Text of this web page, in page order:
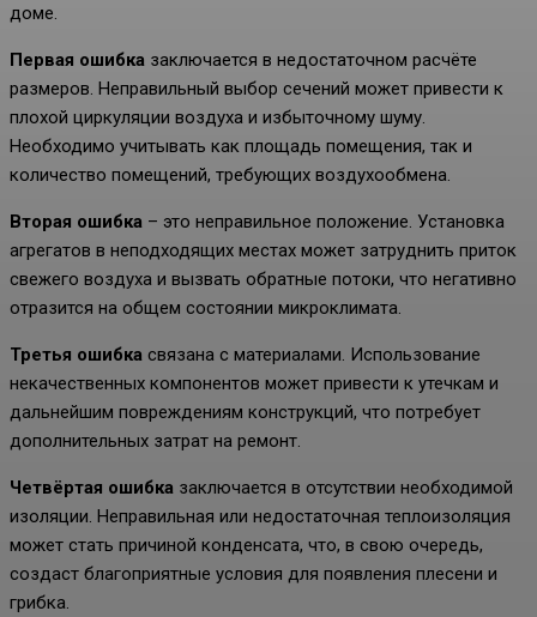
доме.
Первая ошибка заключается в недостаточном расчёте
размеров. Неправильный выбор сечений может привести к
плохой циркуляции воздуха и избыточному шуму.
Необходимо учитывать как площадь помещения, так и
количество помещений, требующих воздухообмена.
Вторая ошибка – это неправильное положение. Установка
агрегатов в неподходящих местах может затруднить приток
свежего воздуха и вызвать обратные потоки, что негативно
отразится на общем состоянии микроклимата.
Третья ошибка связана с материалами. Использование
некачественных компонентов может привести к утечкам и
дальнейшим повреждениям конструкций, что потребует
дополнительных затрат на ремонт.
Четвёртая ошибка заключается в отсутствии необходимой
изоляции. Неправильная или недостаточная теплоизоляция
может стать причиной конденсата, что, в свою очередь,
создаст благоприятные условия для появления плесени и
грибка.